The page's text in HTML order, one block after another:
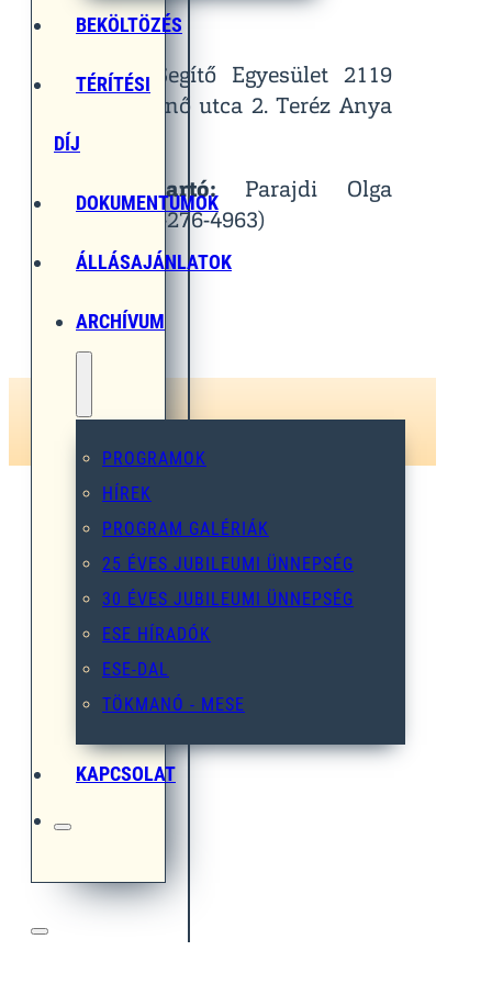
BEKÖLTÖZÉS
TÉRÍTÉSI
DÍJ
DOKUMENTUMOK
ÁLLÁSAJÁNLATOK
ARCHÍVUM
PROGRAMOK
HÍREK
PROGRAM GALÉRIÁK
25 ÉVES JUBILEUMI ÜNNEPSÉG
30 ÉVES JUBILEUMI ÜNNEPSÉG
ESE HÍRADÓK
ESE-DAL
TÖKMANÓ - MESE
KAPCSOLAT
Helyszín:
Egymást Segítő Egyesület 2119
Pécel, Pihenő utca 2. Teréz Anya
Terem
Kapcsolattartó:Parajdi Olga
(Tel.: 06-30-276-4963)